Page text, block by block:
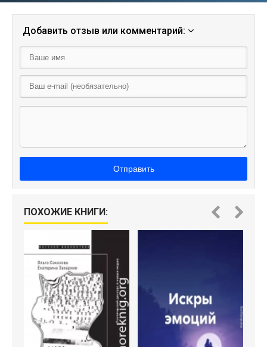
Добавить отзыв или комментарий:
Отправить
ПОХОЖИЕ КНИГИ: